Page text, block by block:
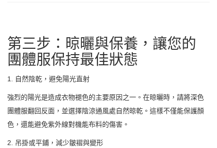
第三步：晾曬與保養，讓您的
團體服保持最佳狀態
1. 自然陰乾，避免陽光直射
強烈的陽光是造成衣物褪色的主要原因之一。在晾曬時，請將深色
團體服翻回反面，並選擇陰涼通風處自然晾乾。這樣不僅能保護顏
色，還能避免紫外線對機能布料的傷害。
2. 吊掛或平鋪，減少皺褶與變形